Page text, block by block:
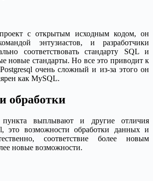
с открытым исходным кодом, он
энтузиастов, и разработчики
соответствовать стандарту SQL и
новые стандарты. Но все это приводит к
очень сложный и из-за этого он
как MySQL.
обработки
выплывают и другие отличия
это возможности обработки данных и
соответствие более новым
новые возможности.